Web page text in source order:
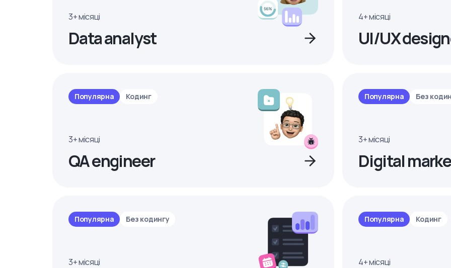
3+ місяці
Data analyst
4+ місяці
UI/UX
Популярна Кодинг
3+ місяці
QA engineer
Популярна Без
3+ місяці
Digital
Популярна Без кодингу
3+ місяці
Популярна Кодинг
4+ місяці